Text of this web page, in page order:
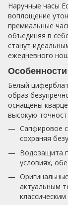
Наручные часы
воплощение
премиальные
объединяя в
станут
ежедневного
Белый
образ
оснащены
высокую
Сапфировое
сохраняя
Водозащита
условиях,
актуальным